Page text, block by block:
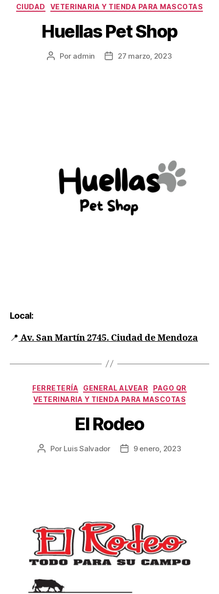
CIUDAD VETERINARIA Y TIENDA PARA MASCOTAS
Huellas Pet Shop
Por admin 27 marzo, 2023
Local:
📍 Av. San Martín 2745. Ciudad de Mendoza
FERRETERÍA GENERAL ALVEAR
PAGO QR
VETERINARIA Y TIENDA PARA MASCOTAS
El Rodeo
Por Luis Salvador 9 enero, 2023